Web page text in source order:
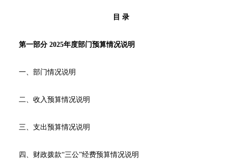
目 录
第一部分 2025年度部门预算情况说明
一、部门情况说明
二、收入预算情况说明
三、支出预算情况说明
四、财政拨款“三公”经费预算情况说明